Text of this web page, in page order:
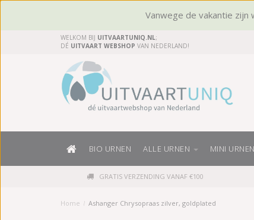
Vanwege de vakantie
WELKOM BIJ UITVAARTUNIQ.NL;
DÉ UITVAART WEBSHOP VAN NEDERLAND!
BIO URNEN ALLE URNEN MINI URNEN
GRATIS VERZENDING VANAF €100
Home / Ashanger Chrysopraas zilver, goldplated